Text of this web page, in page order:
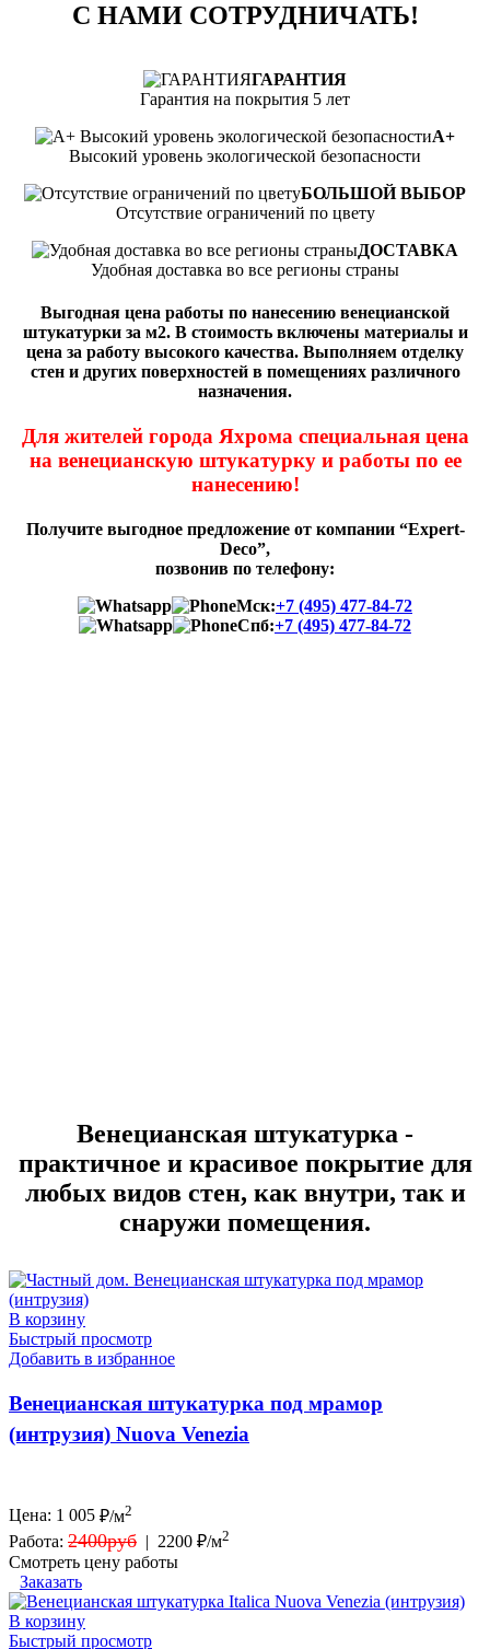
С НАМИ СОТРУДНИЧАТЬ!
ГАРАНТИЯ
Гарантия на покрытия 5 лет
А+
Высокий уровень экологической безопасности
БОЛЬШОЙ ВЫБОР
Отсутствие ограничений по цвету
ДОСТАВКА
Удобная доставка во все регионы страны
Выгодная цена работы по нанесению венецианской
штукатурки за м2. В стоимость включены материалы и
цена за работу высокого качества. Выполняем отделку
стен и других поверхностей в помещениях различного
назначения.
Для жителей города Яхрома специальная цена
на венецианскую штукатурку и работы по ее
нанесению!
Получите выгодное предложение от компании “Expert-
Deco”,
позвонив по телефону:
Мск:+7 (495) 477-84-72
Спб:+7 (495) 477-84-72
Венецианская штукатурка -
практичное и красивое покрытие для
любых видов стен, как внутри, так и
снаружи помещения.
В корзину
Быстрый просмотр
Добавить в избранное
Венецианская штукатурка под мрамор
(интрузия) Nuova Venezia
Цена: 1 005 ₽/м2
Работа: 2400руб | 2200 ₽/м2
Смотреть цену работы
Заказать
В корзину
Быстрый просмотр